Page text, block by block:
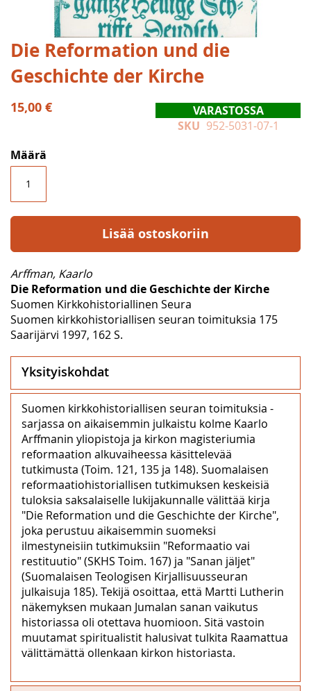
Skip
to
the
of
gallery
Die Reformation und die
Geschichte der Kirche
15,00 €
VARASTOSSA
SKU 952-5031-07-1
Määrä
Lisää ostoskoriin
Arffman, Kaarlo
Die Reformation und die Geschichte der Kirche
Suomen Kirkkohistoriallinen Seura
Suomen kirkkohistoriallisen seuran toimituksia 175
Saarijärvi 1997, 162 S.
Yksityiskohdat
Suomen kirkkohistoriallisen seuran toimituksia -
sarjassa on aikaisemmin julkaistu kolme Kaarlo
Arffmanin yliopistoja ja kirkon magisteriumia
reformaation alkuvaiheessa käsittelevää
tutkimusta (Toim. 121, 135 ja 148). Suomalaisen
reformaatiohistoriallisen tutkimuksen keskeisiä
tuloksia saksalaiselle lukijakunnalle välittää kirja
"Die Reformation und die Geschichte der Kirche",
joka perustuu aikaisemmin suomeksi
ilmestyneisiin tutkimuksiin "Reformaatio vai
restituutio" (SKHS Toim. 167) ja "Sanan jäljet"
(Suomalaisen Teologisen Kirjallisuusseuran
julkaisuja 185). Tekijä osoittaa, että Martti Lutherin
näkemyksen mukaan Jumalan sanan vaikutus
historiassa oli otettava huomioon. Sitä vastoin
muutamat spiritualistit halusivat tulkita Raamattua
välittämättä ollenkaan kirkon historiasta.